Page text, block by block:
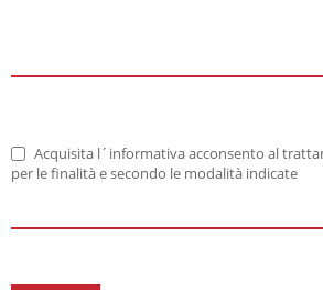
Acquisita l´informativa acconsento al
per le finalità e secondo le modalità indicate